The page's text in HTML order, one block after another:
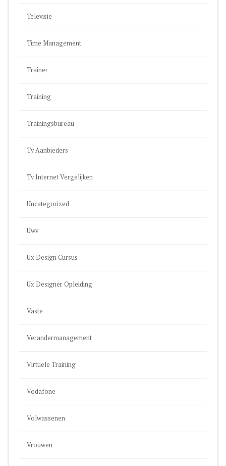
Televisie
Time Management
Trainer
Training
Trainingsbureau
Tv Aanbieders
Tv Internet Vergelijken
Uncategorized
Uwv
Ux Design Cursus
Ux Designer Opleiding
Vaste
Verandermanagement
Virtuele Training
Vodafone
Volwassenen
Vrouwen